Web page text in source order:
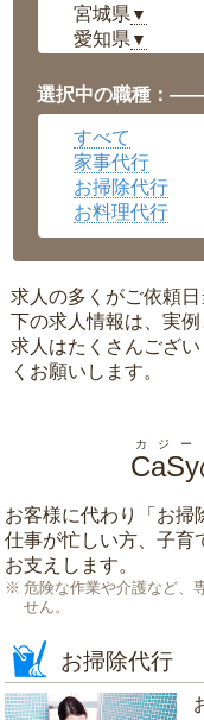
宮城県 ▼
愛知県 ▼
岡山県▼
広島県▼
沖縄県
選択中の職種：
すべて
家事代行
お掃除代行
お料理代行
求人の多くがご依頼
下の求人情報は、実例
求人はたくさんござ
くお願いします。
CaSy
カジー
お客様に代わり「 お掃
仕事が忙しい方、子育
お支えします。
危険な作業や介護など、
せん。
お掃除代行